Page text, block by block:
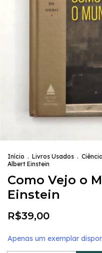
Início . Livros Usados .
Albert Einstein
Como Vejo o
Einstein
R$39,00
Apenas um exemplar